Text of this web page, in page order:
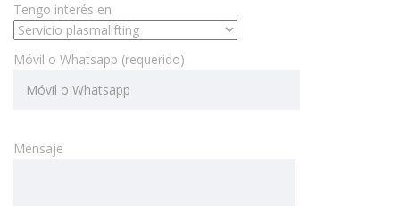
Tengo interés en
Móvil o Whatsapp (requerido)
Mensaje